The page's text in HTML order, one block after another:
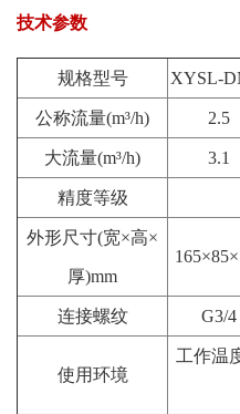
技术参数
规格型号 XYSL-
公称流量(m³/h) 2.5
大流量(m³/h) 3.1
精度等级
外形尺寸(宽×高×
厚)mm
连接螺纹 G3/4
使用环境
工作温